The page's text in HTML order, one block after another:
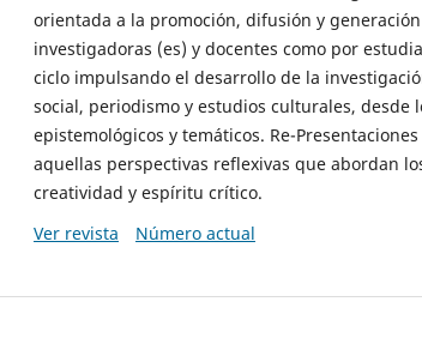
orientada a la promoción, difusión y
investigadoras (es) y docentes como por
ciclo impulsando el desarrollo de la
social, periodismo y estudios culturales, desde
epistemológicos y temáticos. Re-
aquellas perspectivas reflexivas que abordan
creatividad y espíritu crítico.
Ver revista
Número actual